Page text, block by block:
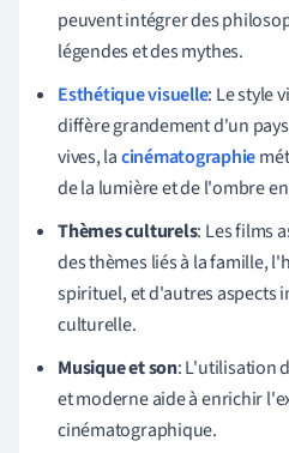
peuvent intégrer des
légendes et des mythes.
Esthétique visuelle: Le style
diffère grandement d'un
vives, lacinématographie
de la lumière et de l'ombre
Thèmes culturels: Les films
des thèmes liés à la famille,
spirituel, et d'autres aspects
culturelle.
Musique et son: L'utilisation
et moderne aide à enrichir
cinématographique.